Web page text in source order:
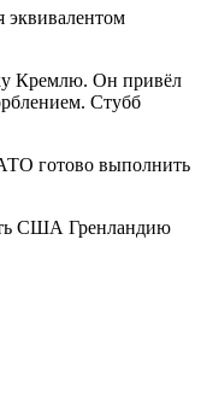
эквивалентом
Кремлю. Он привёл
Стубб
готово выполнить
США Гренландию